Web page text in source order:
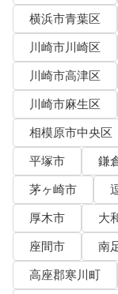
横浜市青葉区
川崎市川崎区
川崎市高津区
川崎市麻生区
相模原市中央区
平塚市
鎌
茅ヶ崎市
厚木市
大
座間市
南
高座郡寒川町